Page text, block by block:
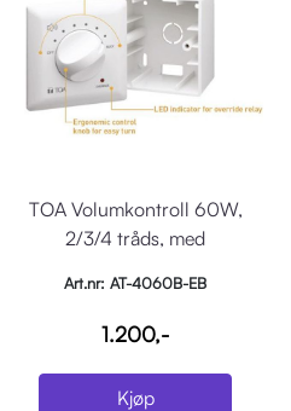
TOA Volumkontroll 60W,
2/3/4 tråds, med
Art.nr: AT-4060B-EB
1.200,-
Kjøp